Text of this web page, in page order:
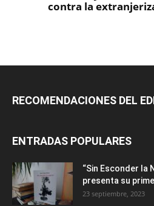
RECOMENDACIONES DEL
ENTRADAS POPULARES
“Sin Esconder la
presenta su
23 septiembre, 2023